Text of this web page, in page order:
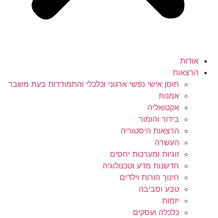
אודות
הרצאות
חוסן אישי נפשי ארגוני וכלכלי והתמודדות בעת משבר
אמנות
אקטואליה
בידור והומור
הרצאות היסטוריה
העשרה
זוגיות ומערכות יחסים
חדשנות מדע וטכנולוגיה
חינוך הורות וילדים
טבע וסביבה
יזמות
כלכלה ועסקים